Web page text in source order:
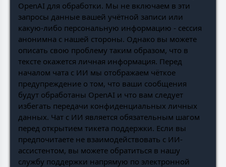
OpenAI для обработки. Мы не включаем в эти
запросы данные вашей учётной записи или
какую-либо персональную информацию - сессия
анонимна с нашей стороны. Однако вы можете
описать свою проблему таким образом, что в
тексте окажется личная информация. Перед
началом чата с ИИ мы отображаем чёткое
предупреждение о том, что ваши сообщения
будут обработаны OpenAI и что вам следует
избегать передачи конфиденциальных личных
данных. Чат с ИИ является обязательным шагом
перед открытием тикета поддержки. Если вы
предпочитаете не взаимодействовать с ИИ-
ассистентом, вы можете обратиться в нашу
службу поддержки напрямую по электронной